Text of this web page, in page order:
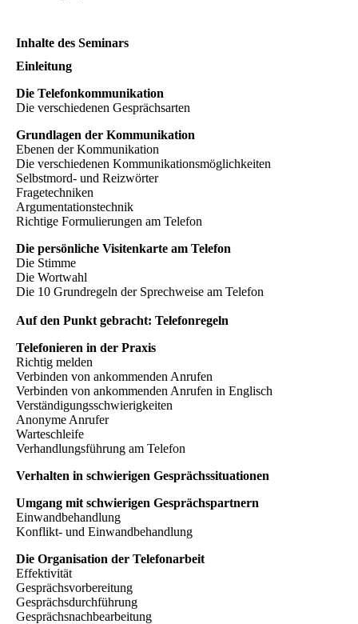
Inhalte des Seminars
Einleitung
Die Telefonkommunikation
Die verschiedenen Gesprächsarten
Grundlagen der Kommunikation
Ebenen der Kommunikation
Die verschiedenen Kommunikationsmöglichkeiten
Selbstmord- und Reizwörter
Fragetechniken
Argumentationstechnik
Richtige Formulierungen am Telefon
Die persönliche Visitenkarte am Telefon
Die Stimme
Die Wortwahl
Die 10 Grundregeln der Sprechweise am Telefon
Auf den Punkt gebracht: Telefonregeln
Telefonieren in der Praxis
Richtig melden
Verbinden von ankommenden Anrufen
Verbinden von ankommenden Anrufen in Englisch
Verständigungsschwierigkeiten
Anonyme Anrufer
Warteschleife
Verhandlungsführung am Telefon
Verhalten in schwierigen Gesprächssituationen
Umgang mit schwierigen Gesprächspartnern
Einwandbehandlung
Konflikt- und Einwandbehandlung
Die Organisation der Telefonarbeit
Effektivität
Gesprächsvorbereitung
Gesprächsdurchführung
Gesprächsnachbearbeitung